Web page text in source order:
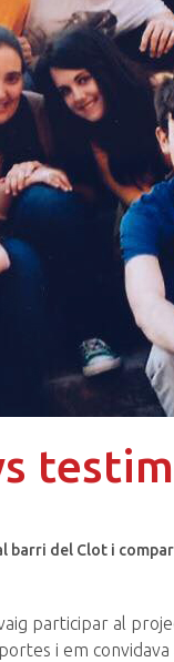
barri del Clot i
participar al
i em